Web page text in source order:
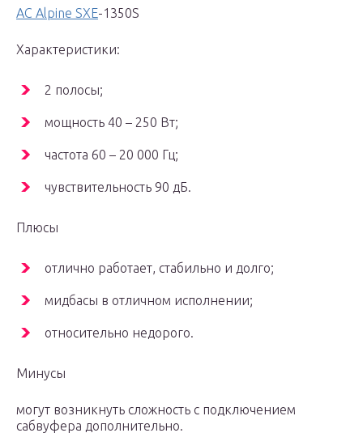
АС Alpine SXE-1350S
Характеристики:
2 полосы;
мощность 40 – 250 Вт;
частота 60 – 20 000 Гц;
чувствительность 90 дБ.
Плюсы
отлично работает, стабильно и долго;
мидбасы в отличном исполнении;
относительно недорого.
Минусы
могут возникнуть сложность с подключением
сабвуфера дополнительно.